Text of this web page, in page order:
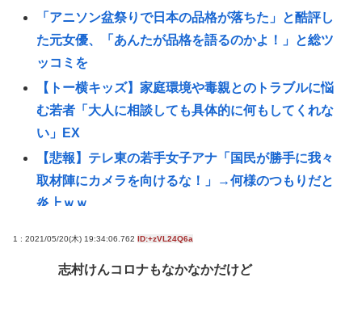
「アニソン盆祭りで日本の品格が落ちた」と酷評し
た元女優、「あんたが品格を語るのかよ！」と総ツ
ッコミを
【トー横キッズ】家庭環境や毒親とのトラブルに悩
む若者「大人に相談しても具体的に何もしてくれな
い」EX
【悲報】テレ東の若手女子アナ「国民が勝手に我々
取材陣にカメラを向けるな！」→何様のつもりだと
炎上ｗｗ
【画像】ギャルさん、世界中に発信してる意識ゼロ
1 : 2021/05/20(木) 19:34:06.762 ID:+zVL24Q6a
志村けんコロナもなかなかだけど